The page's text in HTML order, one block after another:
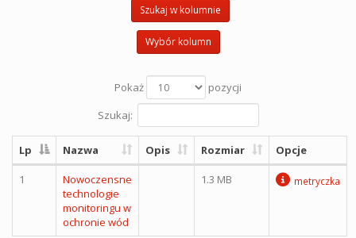
Szukaj w kolumnie
Wybór kolumn
Pokaż
pozycji
Szukaj:
Lp Nazwa Opis Rozmiar Opcje
1
Nowoczensne
technologie
monitoringu w
ochronie wód
1.3 MB metryczka